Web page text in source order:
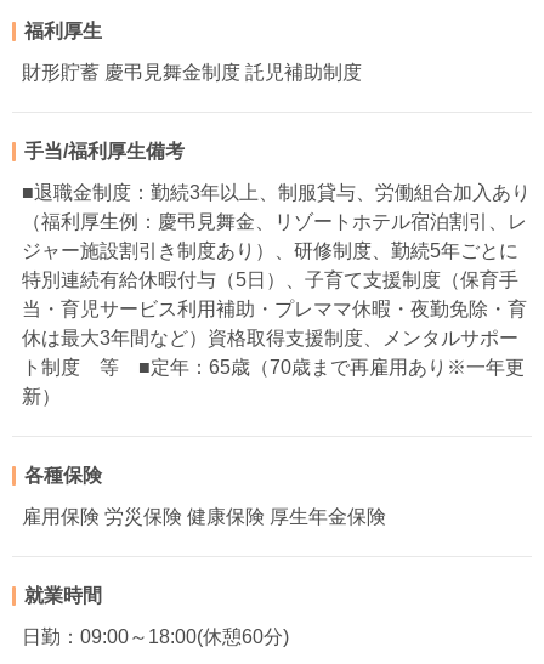
福利厚生
財形貯蓄 慶弔見舞金制度 託児補助制度
手当/福利厚生備考
■退職金制度：勤続3年以上、制服貸与、労働組合加入あり
（福利厚生例：慶弔見舞金、リゾートホテル宿泊割引、レ
ジャー施設割引き制度あり）、研修制度、勤続5年ごとに
特別連続有給休暇付与（5日）、子育て支援制度（保育手
当・育児サービス利用補助・プレママ休暇・夜勤免除・育
休は最大3年間など）資格取得支援制度、メンタルサポー
ト制度 等 ■定年：65歳（70歳まで再雇用あり※一年更
新）
各種保険
雇用保険 労災保険 健康保険 厚生年金保険
就業時間
日勤：09:00～18:00(休憩60分)